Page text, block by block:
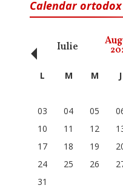
Calendar ortodox
Iulie
‹ L M M J
03
04 05
10
11 12
17
18 19
24
25 26
31